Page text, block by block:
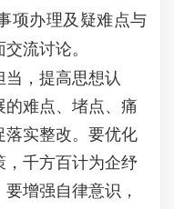
项办理及疑难点与
交流讨论。
当，提高思想认
难点、堵点、痛
落实整改。要优化
，千方百计为企纾
增强自律意识，